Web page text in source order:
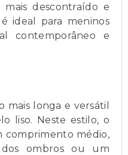
descontraído e
ideal para meninos
contemporâneo e
longa e versátil
liso. Neste estilo, o
comprimento médio,
ombros ou um